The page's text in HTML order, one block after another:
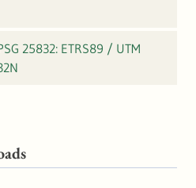
25832: ETRS89 / UTM